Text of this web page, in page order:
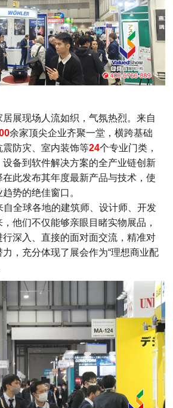
现场人流如织，气氛热烈。来自
余家顶尖企业齐聚一堂，横跨基础
防灾、室内装饰等24个专业门类，
备到软件解决方案的全产业链创新
此发布其年度最新产品与技术，使
势的绝佳窗口。
自全球各地的建筑师、设计师、开发
他们不仅能够亲眼目睹实物展品，
深入、直接的面对面交流，精准对
，充分体现了展会作为“理想商业配